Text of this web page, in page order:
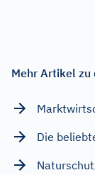
Mehr Artikel zu
Die